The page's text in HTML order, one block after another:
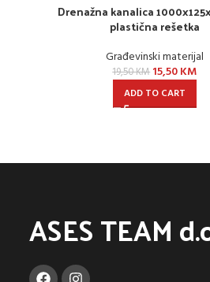
Drenažna kanalica
plastična rešetka
Građevinski materijal
19,50KM 15,50KM
ADD TO CART
ASES TEAM